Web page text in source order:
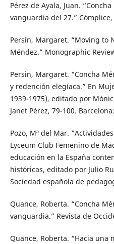
Pérez de Ayala, Juan.
vanguardia del 27.”
Persin, Margaret. “Moving to
Méndez.” Monographic
Persin, Margaret. “Concha
y redención elegíaca.” En
1939-1975), editado por
Janet Pérez, 79-100.
Pozo, Mª del Mar.
Lyceum Club Femenino de
educación en la España
históricas, editado por Julio
Sociedad española de
Quance, Roberta. “Concha
vanguardia.” Revista de
Quance, Roberta. “Hacia una